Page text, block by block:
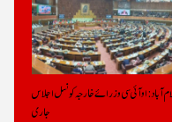
آباد: او آئی سی وزرائے خارجہ کونسل اجلاس
جاری